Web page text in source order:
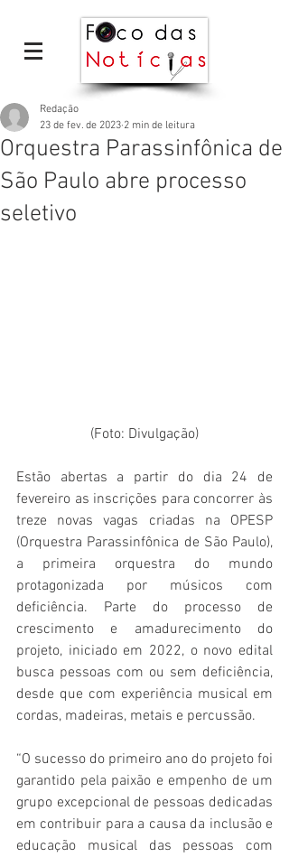
Orquestra Parassinfônica de
São Paulo abre processo
seletivo
Redação
23 de fev. de 2023 2 min de leitura
(Foto: Divulgação)
Estão abertas a partir do dia 24 de
fevereiro as inscrições para concorrer às
treze novas vagas criadas na OPESP
(Orquestra Parassinfônica de São Paulo),
a primeira orquestra do mundo
protagonizada por músicos com
deficiência. Parte do processo de
crescimento e amadurecimento do
projeto, iniciado em 2022, o novo edital
busca pessoas com ou sem deficiência,
desde que com experiência musical em
cordas, madeiras, metais e percussão.
“O sucesso do primeiro ano do projeto foi
garantido pela paixão e empenho de um
grupo excepcional de pessoas dedicadas
em contribuir para a causa da inclusão e
educação musical das pessoas com